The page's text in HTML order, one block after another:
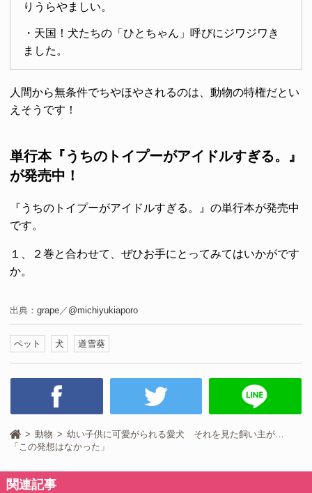
りうらやましい。
・天国！犬たちの「ひとちゃん」呼びにジワジワき
ました。
人間から無条件でちやほやされるのは、動物の特権だとい
えそうです！
単行本『うちのトイプーがアイドルすぎる。』
が発売中！
『うちのトイプーがアイドルすぎる。』の単行本が発売中
です。
１、２巻と合わせて、ぜひお手にとってみてはいかがです
か。
出典： grape／ @michiyukiaporo
ペット 犬 道雪葵
動物
幼い子供に可愛がられる愛犬 それを見た飼い主が…
「この発想はなかった」
関連記事